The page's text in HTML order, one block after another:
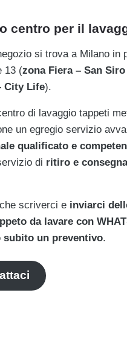
centro per il
si trova a Milano in
13 (zona Fiera – San
City Life).
di lavaggio tappeti
un egregio servizio
qualificato e
di ritiro e
scriverci e inviarci
da lavare con
subito un preventivo.